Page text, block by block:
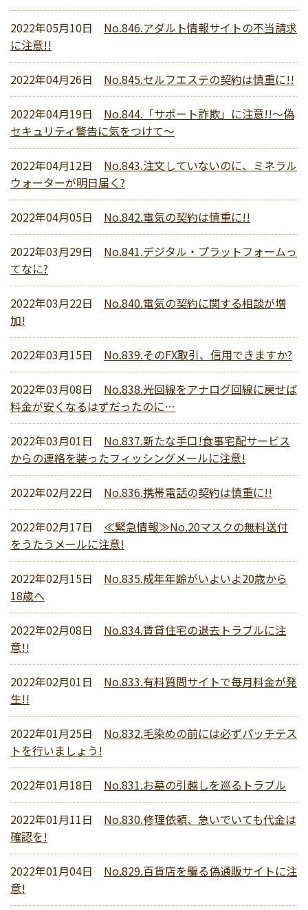
2022年05月10日
No.846.アダルト情報サイトの不当請求
に注意!!
2022年04月26日 No.845.セルフエステの契約は慎重に!!
2022年04月19日
No.844.「サポート詐欺」に注意!!～偽
セキュリティ警告に気をつけて～
2022年04月12日
No.843.注文していないのに、ミネラル
ウォーターが明日届く?
2022年04月05日 No.842.電気の契約は慎重に!!
2022年03月29日
No.841.デジタル・プラットフォームっ
てなに?
2022年03月22日
No.840.電気の契約に関する相談が増
加!
2022年03月15日 No.839.そのFX取引、信用できますか?
2022年03月08日
No.838.光回線をアナログ回線に戻せば
料金が安くなるはずだったのに…
2022年03月01日
No.837.新たな手口!食事宅配サービス
からの連絡を装ったフィッシングメールに注意!
2022年02月22日 No.836.携帯電話の契約は慎重に!!
2022年02月17日
≪緊急情報≫No.20マスクの無料送付
をうたうメールに注意!
2022年02月15日
No.835.成年年齢がいよいよ20歳から
18歳へ
2022年02月08日
No.834.賃貸住宅の退去トラブルに注
意!!
2022年02月01日
No.833.有料質問サイトで毎月料金が発
生!!
2022年01月25日
No.832.毛染めの前には必ずパッチテス
トを行いましょう!
2022年01月18日 No.831.お墓の引越しを巡るトラブル
2022年01月11日
No.830.修理依頼、急いでいても代金は
確認を!
2022年01月04日
No.829.百貨店を騙る偽通販サイトに注
意!